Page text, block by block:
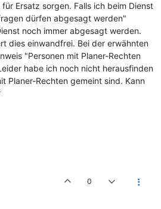
Ersatz sorgen. Falls ich beim Dienst
dürfen abgesagt werden"
noch immer abgesagt werden.
dies einwandfrei. Bei der erwähnten
"Personen mit Planer-Rechten
habe ich noch nicht herausfinden
Planer-Rechten gemeint sind. Kann
0